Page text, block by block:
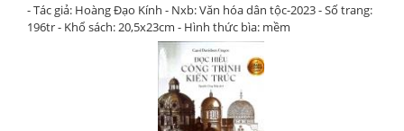
- Tác giả: Hoàng Đạo Kính - Nxb: Văn hóa dân tộc-2023 - Số trang:
196tr - Khổ sách: 20,5x23cm - Hình thức bìa: mềm